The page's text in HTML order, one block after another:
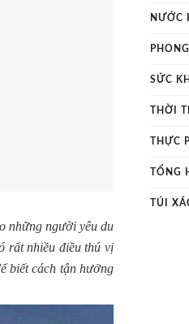
những người yêu du
rất nhiều điều thú vị
biết cách tận hưởng
NƯỚC
SỨC
THỜI
THỰC
TỔNG
TÚI